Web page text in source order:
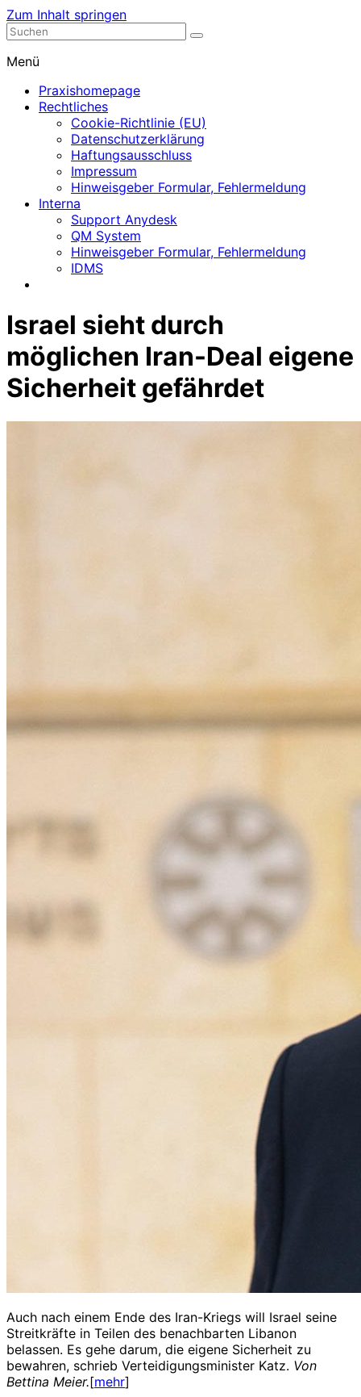
Zum Inhalt springen
Nephrologische Praxis mit Dialyse
Menü
Praxishomepage
Rechtliches
Cookie-Richtlinie (EU)
Datenschutzerklärung
Haftungsausschluss
Impressum
Hinweisgeber Formular, Fehlermeldung
Interna
Support Anydesk
QM System
Hinweisgeber Formular, Fehlermeldung
IDMS
Israel sieht durch
möglichen Iran-Deal eigene
Sicherheit gefährdet
Auch nach einem Ende des Iran-Kriegs will Israel seine
Streitkräfte in Teilen des benachbarten Libanon
belassen. Es gehe darum, die eigene Sicherheit zu
bewahren, schrieb Verteidigungsminister Katz. Von
Bettina Meier.[mehr]